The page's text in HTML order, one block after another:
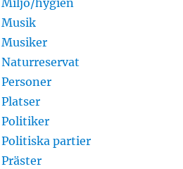
Miljö/hygien
Musik
Musiker
Naturreservat
Personer
Platser
Politiker
Politiska partier
Präster